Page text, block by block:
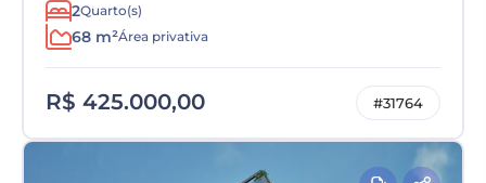
2Quarto(s)
68 m²Área privativa
R$ 425.000,00 #31764